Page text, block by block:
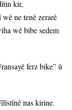
kir,
ne tenê zerarê
wê bibe sedem
ferz bike” û
nas kirine.